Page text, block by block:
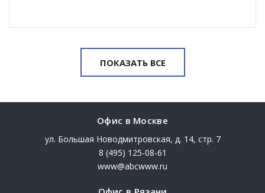
ПОКАЗАТЬ ВСЕ
Офис в Москве
ул. Большая Новодмитровская, д. 14, стр. 7
8 (495) 125-08-61
www@abcwww.ru